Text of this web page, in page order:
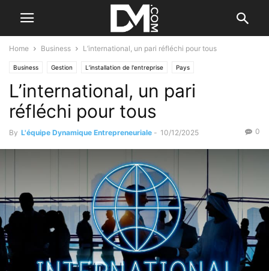
Home Business L’international, un pari réfléchi pour tous
Business Gestion L’installation de l'entreprise Pays
Valorisation d'entreprise
L’international, un pari
réfléchi pour tous
By L'équipe Dynamique Entrepreneuriale - 10/12/2025 0